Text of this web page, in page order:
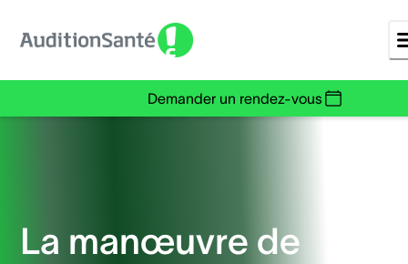
Demander un rendez-vous
La manœuvre de